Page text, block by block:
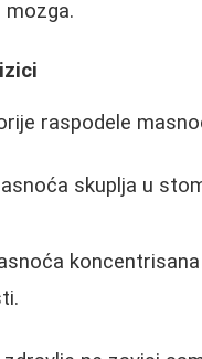
raspodele
skuplja u